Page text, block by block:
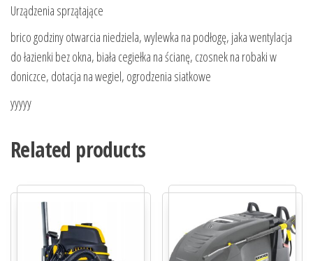
Urządzenia sprzątające
brico godziny otwarcia niedziela, wylewka na podłogę, jaka wentylacja
do łazienki bez okna, biała cegiełka na ścianę, czosnek na robaki w
doniczce, dotacja na wegiel, ogrodzenia siatkowe
yyyyy
Related products